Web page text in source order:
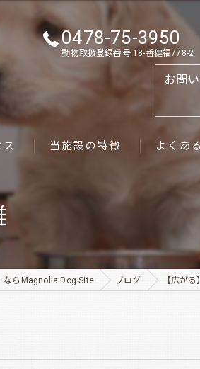
0478-75-3950
動物取扱登録番号 18-香健福778-
お問
ス 当施設の特徴
犬舎
よくあ
ならMagnolia Dog Site ブログ 【広が